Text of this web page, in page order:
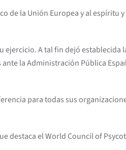
de la Unión Europea y al espíritu y
ejercicio. A tal fin dejó establecida
la Administración Pública
para todas sus
destaca el World Council of